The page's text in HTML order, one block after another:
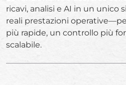
ricavi, analisi e AI in un unico
reali prestazioni
più rapide, un controllo più
scalabile.